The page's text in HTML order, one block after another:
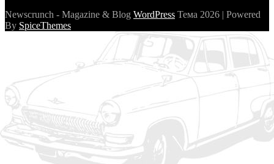
Newscrunch - Magazine & Blog WordPress Тема 2026 | Powered
By SpiceThemes